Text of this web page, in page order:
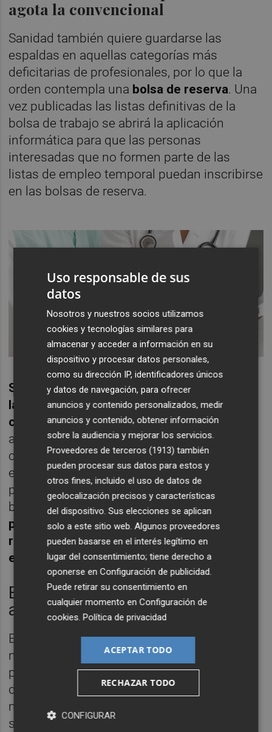
agota la convencional
Sanidad también quiere guardarse las
espaldas en aquellas categorías más
deficitarias de profesionales, por lo que la
orden contempla una bolsa de reserva. Una
vez publicadas las listas definitivas de la
bolsa de trabajo se abrirá la aplicación
informática para que las personas
interesadas que no formen parte de las
listas de empleo temporal puedan inscribirse
en las bolsas de reserva.
Será para categorías deficitarias y será en
la misma resolución donde se indiqué
cuáles serán.Las bolsas de reserva estarán
abiertas permanentemente hasta que se
convoque una nueva edición de bolsa. En
ese momento automáticamente las
personas en la bolsa de reserva pasarán a la
bolsa de trabajo. El orden de llamada de las
personas inscritas en estas bolsas de
reserva será el orden de registro de
entrada en la solicitud telemática.
Experiencia específica para
algunos puestos
El borrador de la orden también incluye
novedades en la bolsa de trabajo, en la que
por ejemplo, aumenta el número de
departamentos de salud a escoger a un
máximo de cinco, cuando en la actual orden
son tres. Además, abre la puerta a una
Uso responsable de sus
datos
Nosotros y nuestros socios utilizamos
cookies y tecnologías similares para
almacenar y acceder a información en su
dispositivo y procesar datos personales,
como su dirección IP, identificadores únicos
y datos de navegación, para ofrecer
anuncios y contenido personalizados, medir
anuncios y contenido, obtener información
sobre la audiencia y mejorar los servicios.
Proveedores de terceros (1913) también
pueden procesar sus datos para estos y
otros fines, incluido el uso de datos de
geolocalización precisos y características
del dispositivo. Sus elecciones se aplican
solo a este sitio web. Algunos proveedores
pueden basarse en el interés legítimo en
lugar del consentimiento; tiene derecho a
oponerse enConfiguración de publicidad
Puede retirar su consentimiento en
cualquier momento enConfiguración de
cookies .Política de privacidad
ACEPTAR TODO
RECHAZAR TODO
CONFIGURAR